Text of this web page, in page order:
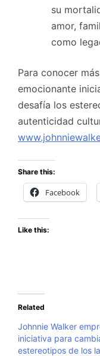
su
amor,
como
Para conocer
emocionante
desafía los
autenticidad
Share this:
Facebook
Like this:
Related
Johnnie Walker
iniciativa para
estereotipos de los